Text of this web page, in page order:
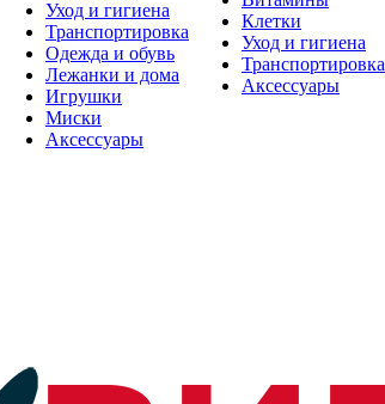
Уход и гигиена
Транспортировка
Одежда и обувь
Лежанки и дома
Игрушки
Миски
Аксессуары
Клетки
Уход и гигиена
Транспортировка
Аксессуары